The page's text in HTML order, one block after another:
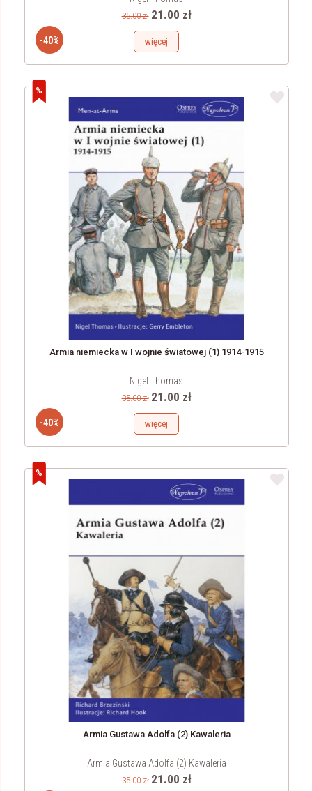
-40%
35.00 zł 21.00 zł
więcej
-40%
Armia niemiecka w I wojnie światowej (1) 1914-1915
Nigel Thomas
35.00 zł 21.00 zł
więcej
Armia Gustawa Adolfa (2) Kawaleria
Armia Gustawa Adolfa (2) Kawaleria
35.00 zł 21.00 zł